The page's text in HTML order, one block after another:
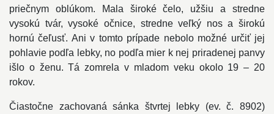
priečnym oblúkom. Mala široké čelo, užšiu a stredne
vysokú tvár, vysoké očnice, stredne veľký nos a širokú
hornú čeľusť. Ani v tomto prípade nebolo možné určiť jej
pohlavie podľa lebky, no podľa mier k nej priradenej panvy
išlo o ženu. Tá zomrela v mladom veku okolo 19 – 20
rokov.
Čiastočne zachovaná sánka štvrtej lebky (ev. č. 8902)